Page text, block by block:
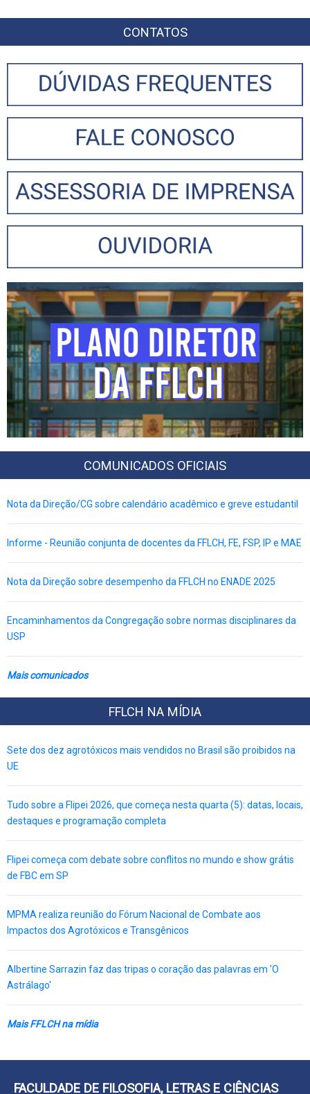
CONTATOS
COMUNICADOS OFICIAIS
Nota da Direção/CG sobre calendário acadêmico e greve estudantil
Informe - Reunião conjunta de docentes da FFLCH, FE, FSP, IP e MAE
Nota da Direção sobre desempenho da FFLCH no ENADE 2025
Encaminhamentos da Congregação sobre normas disciplinares da
USP
Mais comunicados
FFLCH NA MÍDIA
Sete dos dez agrotóxicos mais vendidos no Brasil são proibidos na
UE
Tudo sobre a Flipei 2026, que começa nesta quarta (5): datas, locais,
destaques e programação completa
Flipei começa com debate sobre conflitos no mundo e show grátis
de FBC em SP
MPMA realiza reunião do Fórum Nacional de Combate aos
Impactos dos Agrotóxicos e Transgênicos
Albertine Sarrazin faz das tripas o coração das palavras em 'O
Astrálago'
Mais FFLCH na mídia
FACULDADE DE FILOSOFIA, LETRAS E CIÊNCIAS